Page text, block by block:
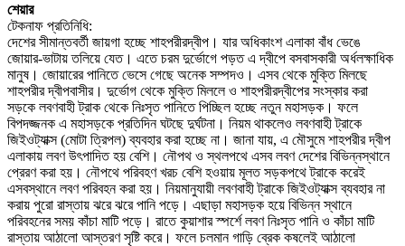
শেয়ার
টেকনাফ প্রতিনিধি:
দেশের সীমান্তবর্তী জায়গা হচ্ছে শাহপরীরদ্বীপ। যার অধিকাংশ এলাকা বাঁধ ভেঙে
জোয়ার-ভাটায় তলিয়ে যেত। এতে চরম দুর্ভোগে পড়ত এ দ্বীপে বসবাসকারী অর্ধলক্ষাধিক
মানুষ। জোয়ারের পানিতে ভেসে গেছে অনেক সম্পদও। এসব থেকে মুক্তি মিলছে
শাহপরীর দ্বীপবাসীর। দুর্ভোগ থেকে মুক্তি মিললে ও শাহপরীরদ্বীপের সংস্কার করা
সড়কে লবণবাহী ট্রাক থেকে নিঃসৃত পানিতে পিচ্ছিল হচ্ছে নতুন মহাসড়ক। ফলে
বিপদজ্জনক এ মহাসড়কে প্রতিদিন ঘটছে দুর্ঘটনা। নিয়ম থাকলেও লবণবাহী ট্রাকে
জিইওট্যাক্স (মোটা ত্রিপল) ব্যবহার করা হচ্ছে না। জানা যায়, এ মৌসুমে শাহপরীর দ্বীপ
এলাকায় লবণ উৎপাদিত হয় বেশি। নৌপথ ও স্থলপথে এসব লবণ দেশের বিভিন্নস্থানে
প্রেরণ করা হয়। নৌপথে পরিবহণ খরচ বেশি হওয়ায় মূলত সড়কপথে ট্রাকে করেই
এসবস্থানে লবণ পরিবহন করা হয়। নিয়মানুযায়ী লবণবাহী ট্রাকে জিইওট্যাক্স ব্যবহার না
করায় পুরো রাস্তায় ঝরে ঝরে পানি পড়ে। এছাড়া মহাসড়ক হয়ে বিভিন্ন স্থানে
পরিবহনের সময় কাঁচা মাটি পড়ে। রাতে কুয়াশার স্পর্শে লবণ নিঃসৃত পানি ও কাঁচা মাটি
রাস্তায় আঠালো আস্তরণ সৃষ্টি করে। ফলে চলমান গাড়ি ব্রেক কষলেই আঠালো